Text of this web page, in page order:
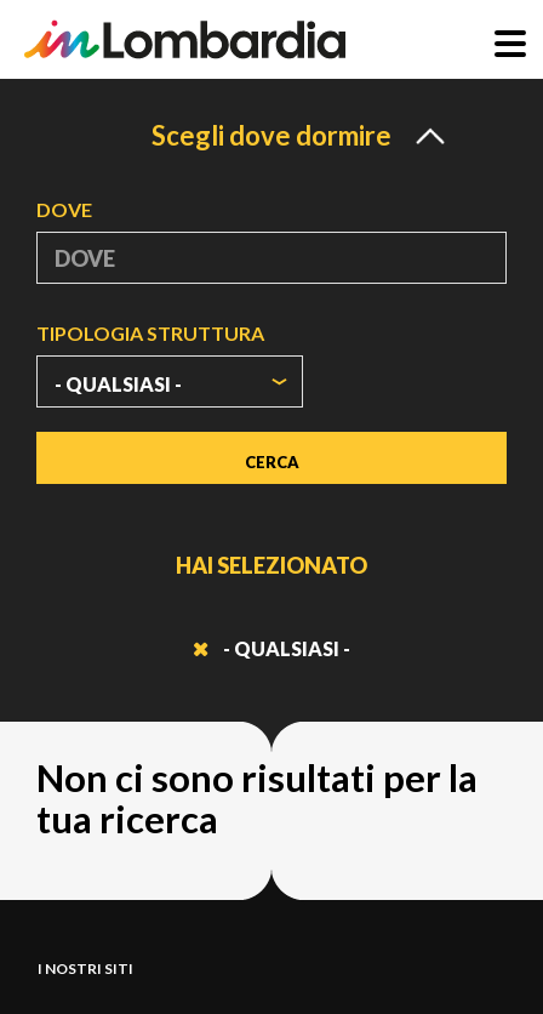
Scegli dove dormire
DOVE
TIPOLOGIA STRUTTURA
HAI SELEZIONATO
- QUALSIASI -
Non ci sono risultati per la
tua ricerca
I NOSTRI SITI